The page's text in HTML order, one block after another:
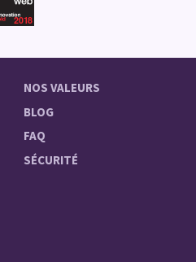
NOS VALEURS
BLOG
FAQ
SÉCURITÉ